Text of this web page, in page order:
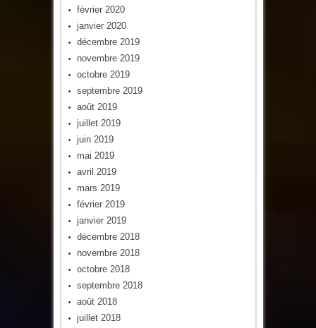
février 2020
janvier 2020
décembre 2019
novembre 2019
octobre 2019
septembre 2019
août 2019
juillet 2019
juin 2019
mai 2019
avril 2019
mars 2019
février 2019
janvier 2019
décembre 2018
novembre 2018
octobre 2018
septembre 2018
août 2018
juillet 2018